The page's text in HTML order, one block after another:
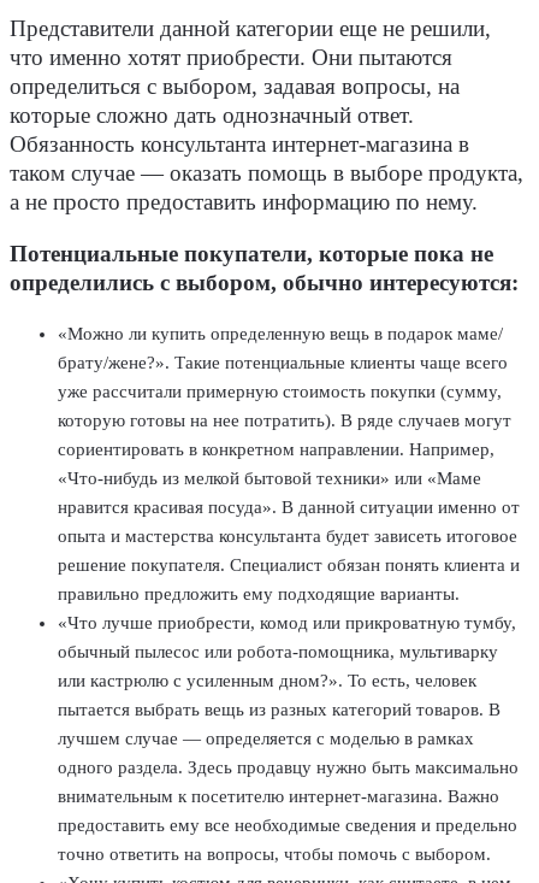
Представители данной категории еще не решили,
что именно хотят приобрести. Они пытаются
определиться с выбором, задавая вопросы, на
которые сложно дать однозначный ответ.
Обязанность консультанта интернет-магазина в
таком случае — оказать помощь в выборе продукта,
а не просто предоставить информацию по нему.
Потенциальные покупатели, которые пока не
определились с выбором, обычно интересуются:
«Можно ли купить определенную вещь в подарок маме/
брату/жене?». Такие потенциальные клиенты чаще всего
уже рассчитали примерную стоимость покупки (сумму,
которую готовы на нее потратить). В ряде случаев могут
сориентировать в конкретном направлении. Например,
«Что-нибудь из мелкой бытовой техники» или «Маме
нравится красивая посуда». В данной ситуации именно от
опыта и мастерства консультанта будет зависеть итоговое
решение покупателя. Специалист обязан понять клиента и
правильно предложить ему подходящие варианты.
«Что лучше приобрести, комод или прикроватную тумбу,
обычный пылесос или робота-помощника, мультиварку
или кастрюлю с усиленным дном?». То есть, человек
пытается выбрать вещь из разных категорий товаров. В
лучшем случае — определяется с моделью в рамках
одного раздела. Здесь продавцу нужно быть максимально
внимательным к посетителю интернет-магазина. Важно
предоставить ему все необходимые сведения и предельно
точно ответить на вопросы, чтобы помочь с выбором.